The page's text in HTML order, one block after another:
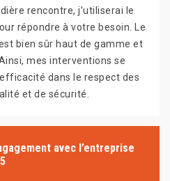
rencontre, j’utiliserai le
répondre à votre besoin. Le
bien sûr haut de gamme et
mes interventions se
dans le respect des
et de sécurité.
avec l’entreprise